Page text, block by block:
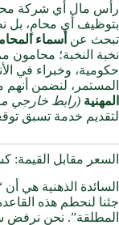
رأس مال أي شركة
بتوظيف أي محامٍ، بل
تبحث عن أسماء
نخبة النخبة؛
حكومية، وخبراء في
المستمر، لنضمن
المهنية (رابط خارجي
لتقديم خدمة تسبق
السعر مقابل القيمة:
السائدة الذهنية هي
جئنا لنحطم هذه
المطلقة”. نحن نرفض